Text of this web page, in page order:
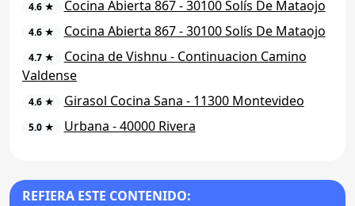
4.6 ★ Cocina Abierta 867 - 30100 Solís De Mataojo
4.6 ★ Cocina Abierta 867 - 30100 Solís De Mataojo
4.7 ★
Cocina de Vishnu - Continuacion Camino
Valdense
4.6 ★ Girasol Cocina Sana - 11300 Montevideo
5.0 ★ Urbana - 40000 Rivera
REFIERA ESTE CONTENIDO: